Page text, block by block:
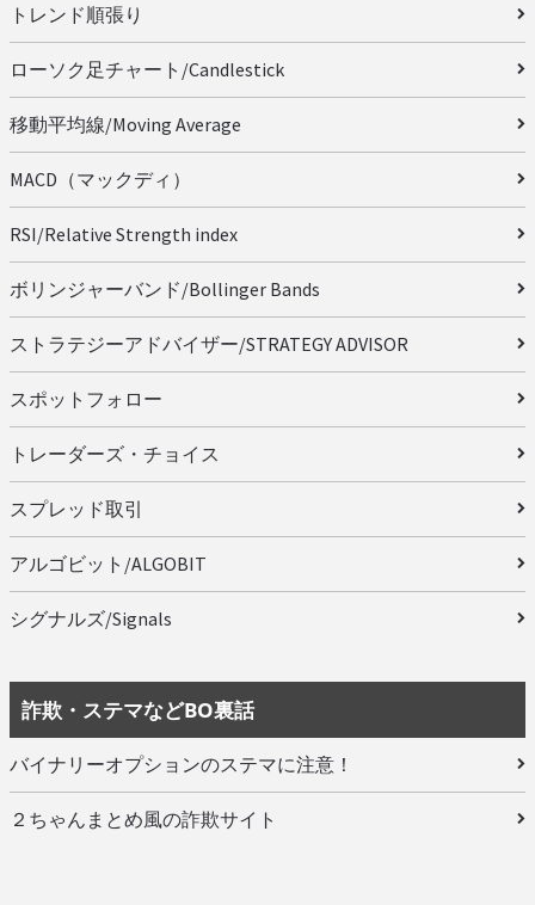
トレンド順張り
ローソク足チャート/Candlestick
移動平均線/Moving Average
MACD（マックディ）
RSI/Relative Strength index
ボリンジャーバンド/Bollinger Bands
ストラテジーアドバイザー/STRATEGY ADVISOR
スポットフォロー
トレーダーズ・チョイス
スプレッド取引
アルゴビット/ALGOBIT
シグナルズ/Signals
詐欺・ステマなどBO裏話
バイナリーオプションのステマに注意！
２ちゃんまとめ風の詐欺サイト